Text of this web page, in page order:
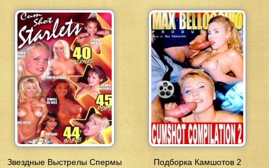
Звездные Выстрелы Спермы Подборка Камшотов 2